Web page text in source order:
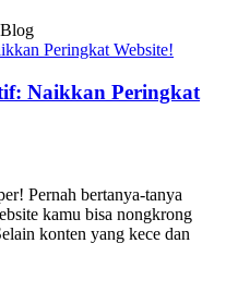
Blog
Naikkan Peringkat
Pernah bertanya-tanya
kamu bisa nongkrong
konten yang kece dan